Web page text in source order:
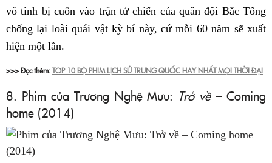
vô tình bị cuốn vào trận tử chiến của quân đội Bắc Tống
chống lại loài quái vật kỳ bí này, cứ mỗi 60 năm sẽ xuất
hiện một lần.
>>> Đọc thêm:TOP 10 BỘ PHIM LỊCH SỬ TRUNG QUỐC HAY NHẤT MỌI THỜI ĐẠI
8. Phim của Trương Nghệ Mưu: Trở về– Coming
home (2014)